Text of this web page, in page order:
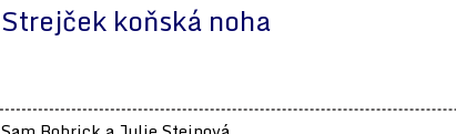
Strejček koňská noha